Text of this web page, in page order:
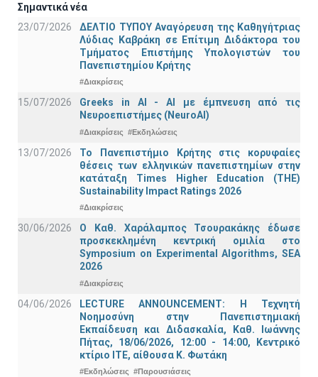
Σημαντικά νέα
23/07/2026
ΔΕΛΤΙΟ ΤΥΠΟΥ Αναγόρευση της Καθηγήτριας
Λύδιας Καβράκη σε Επίτιμη Διδάκτορα του
Τμήματος Επιστήμης Υπολογιστών του
Πανεπιστημίου Κρήτης
#Διακρίσεις
15/07/2026
Greeks in AI - ΑΙ με έμπνευση από τις
Νευροεπιστήμες (NeuroAI)
#Διακρίσεις #Εκδηλώσεις
13/07/2026
Το Πανεπιστήμιο Κρήτης στις κορυφαίες
θέσεις των ελληνικών πανεπιστημίων στην
κατάταξη Times Higher Education (ΤΗΕ)
Sustainability Impact Ratings 2026
#Διακρίσεις
30/06/2026
Ο Καθ. Χαράλαμπος Τσουρακάκης έδωσε
προσκεκλημένη κεντρική ομιλία στο
Symposium on Experimental Algorithms, SEA
2026
#Διακρίσεις
04/06/2026
LECTURE ANNOUNCEMENT: Η Τεχνητή
Νοημοσύνη στην Πανεπιστημιακή
Εκπαίδευση και Διδασκαλία, Καθ. Ιωάννης
Πήτας, 18/06/2026, 12:00 - 14:00, Κεντρικό
κτίριο ΙΤΕ, αίθουσα Κ. Φωτάκη
#Εκδηλώσεις #Παρουσιάσεις